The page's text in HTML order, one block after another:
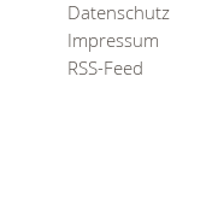
Datenschutz
Impressum
RSS-Feed